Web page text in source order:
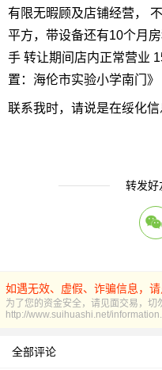
有限无暇顾及店铺经营，
平方，带设备还有10个月
手 转让期间店内正常营业
置：海伦市实验小学南门》
联系我时，请说是在绥化
转发好
如遇无效、虚假、诈骗信息，
为了您的资金安全，请见面交易，切
http://www.suihuashi.net/
全部评论